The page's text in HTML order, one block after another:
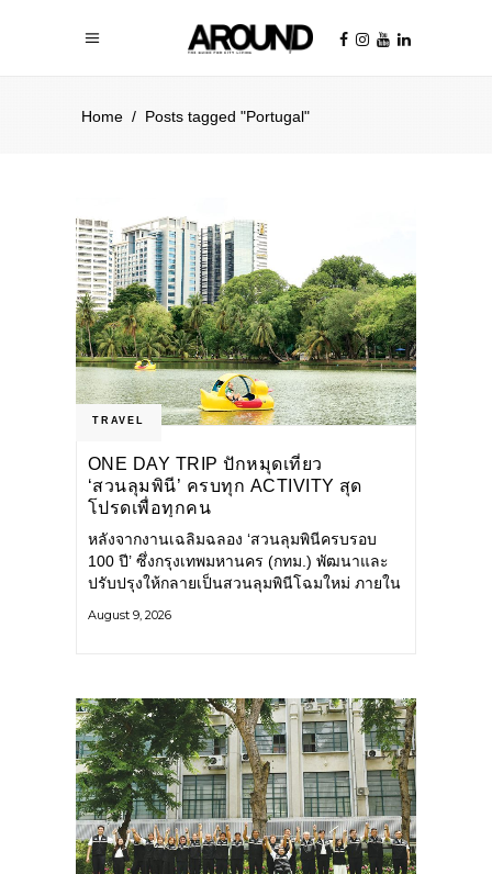
Home / Posts tagged "Portugal"
TRAVEL
ONE DAY TRIP ปักหมุดเที่ยว
‘สวนลุมพินี’ ครบทุก ACTIVITY สุด
โปรดเพื่อทุกคน
หลังจากงานเฉลิมฉลอง ‘สวนลุมพินีครบรอบ
100 ปี’ ซึ่งกรุงเทพมหานคร (กทม.) พัฒนาและ
ปรับปรุงให้กลายเป็นสวนลุมพินีโฉมใหม่ ภายใน
การให้บริการ รวมถึงกิจกรรมต่าง ๆ
August 9, 2026